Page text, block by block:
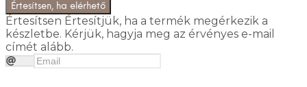
Értesítsen, ha elérhető
Értesítsen Értesítjük, ha a termék megérkezik a
készletbe. Kérjük, hagyja meg az érvényes e-mail
címét alább.